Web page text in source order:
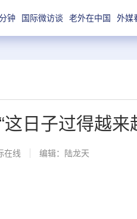
钟 国际微访谈 老外在中国 外媒
这日子过得越
在线 编辑：陆龙天